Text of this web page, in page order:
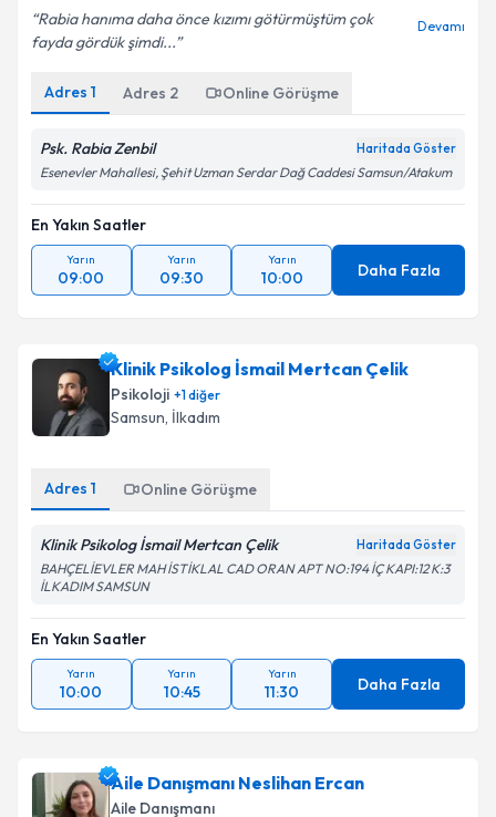
Rabia hanıma daha önce kızımı götürmüştüm çok
fayda gördük şimdi...
Devamı
Adres 1 Adres 2 Online Görüşme
Psk. Rabia Zenbil Haritada Göster
Esenevler Mahallesi, Şehit Uzman Serdar Dağ Caddesi Samsun/Atakum
En Yakın Saatler
Yarın
09:00
Yarın
09:30
Yarın
10:00 Daha Fazla
Klinik Psikolog İsmail Mertcan Çelik
Psikoloji +1diğer
Samsun, İlkadım
Adres 1 Online Görüşme
Klinik Psikolog İsmail Mertcan Çelik Haritada Göster
BAHÇELİEVLER MAH İSTİKLAL CAD ORAN APT NO:194 İÇ KAPI:12 K:3
İLKADIM SAMSUN
En Yakın Saatler
Yarın
10:00
Yarın
10:45
Yarın
11:30 Daha Fazla
Aile Danışmanı Neslihan Ercan
Aile Danışmanı